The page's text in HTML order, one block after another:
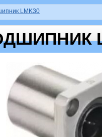
LMK30